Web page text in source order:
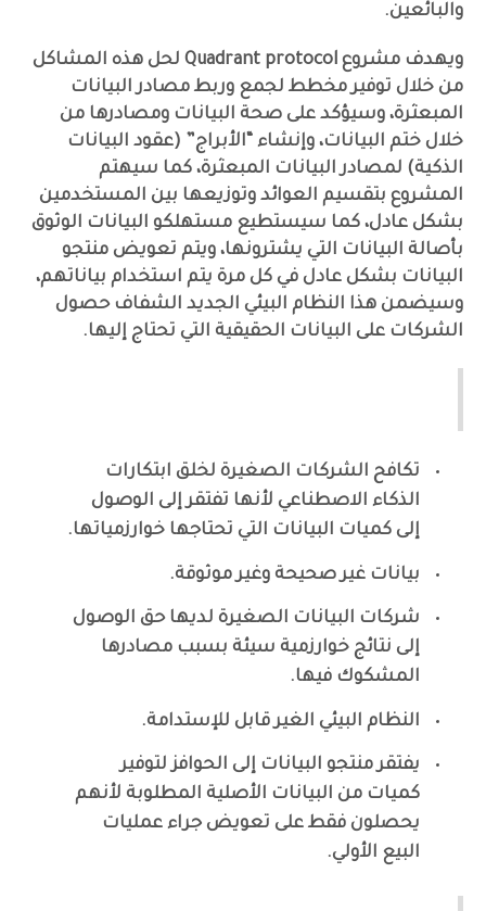
والبائعين.
ويهدف مشروع Quadrant protocol
لحل هذه المشاكل
من خلال توفير مخطط لجمع وربط مصادر البيانات
المبعثرة، وسيؤكد على صحة البيانات ومصادرها من
خلال ختم البيانات، وإنشاء “الأبراج” (عقود البيانات
الذكية) لمصادر البيانات المبعثرة، كما سيهتم
المشروع بتقسيم العوائد وتوزيعها بين المستخدمين
بشكل عادل، كما سيستطيع مستهلكو البيانات الوثوق
بأصالة البيانات التي يشترونها، ويتم تعويض منتجو
البيانات بشكل عادل في كل مرة يتم استخدام بياناتهم،
وسيضمن هذا النظام البيئي الجديد الشفاف حصول
الشركات على البيانات الحقيقية التي تحتاج إليها.
تكافح الشركات الصغيرة لخلق ابتكارات
الذكاء الاصطناعي لأنها تفتقر إلى الوصول
إلى كميات البيانات التي تحتاجها خوارزمياتها.
بيانات غير صحيحة وغير موثوقة.
شركات البيانات الصغيرة لديها حق الوصول
إلى نتائج خوارزمية سيئة بسبب مصادرها
المشكوك فيها.
النظام البيئي الغير قابل للإستدامة.
يفتقر منتجو البيانات إلى الحوافز لتوفير
كميات من البيانات الأصلية المطلوبة لأنهم
يحصلون فقط على تعويض جراء عمليات
البيع الأولي.